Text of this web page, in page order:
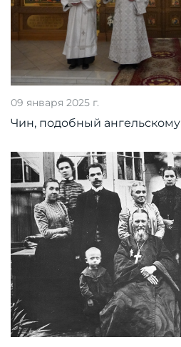
09 января 2025 г.
Чин, подобный ангельскому